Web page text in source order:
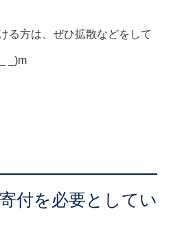
る方は、ぜひ拡散などをして
_)m
付を必要としてい